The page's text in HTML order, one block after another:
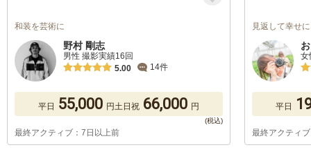
和装を芸術に
野村 剛志
男性 撮影実績16回
5.00
14件
平日 55,000 円土日祝 66,000 円
最終アクティブ：7日以上前
見返して幸せ
女
平日
最終アクティ